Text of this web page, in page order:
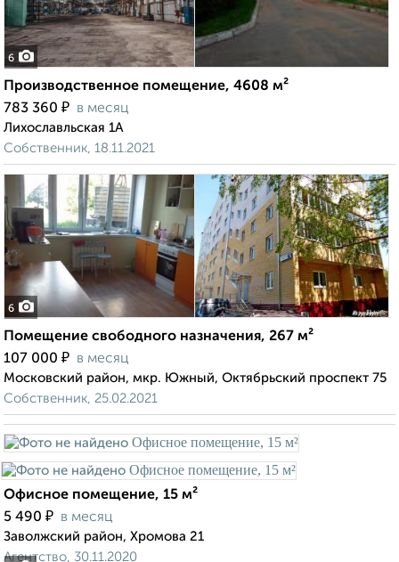
6
Производственное помещение, 4608 м²
783 360 ₽ в месяц
Лихославльская 1А
Собственник, 18.11.2021
6
Помещение свободного назначения, 267 м²
107 000 ₽ в месяц
Московский район, мкр. Южный, Октябрьский проспект 75
Собственник, 25.02.2021
Офисное помещение, 15 м²
5 490 ₽ в месяц
Заволжский район, Хромова 21
Агентство, 30.11.2020